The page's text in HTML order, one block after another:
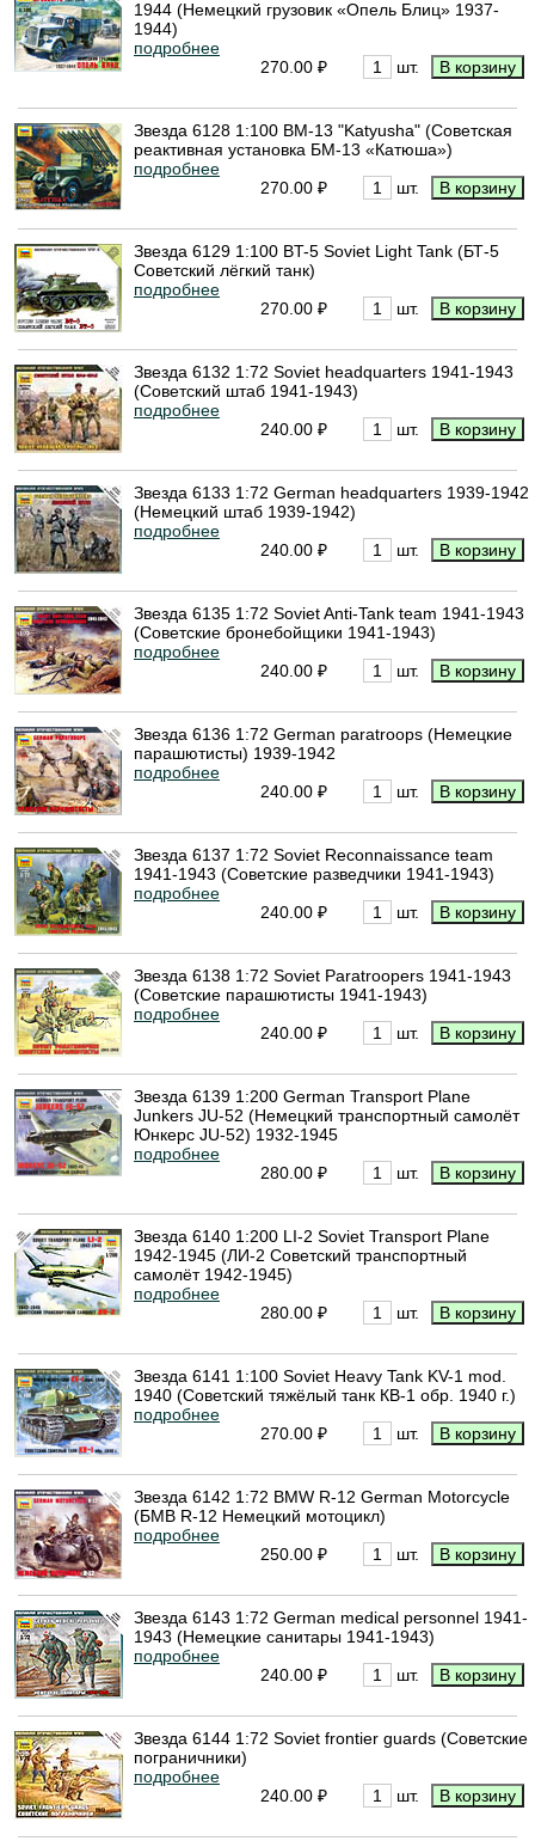
1944 (Немецкий грузовик «Опель Блиц» 1937-
1944)
подробнее
270.00 ₽
шт.
Звезда 6128 1:100 BM-13 "Katyusha" (Советская
реактивная установка БМ-13 «Катюша»)
подробнее
270.00 ₽
шт.
Звезда 6129 1:100 BT-5 Soviet Light Tank (БТ-5
Советский лёгкий танк)
подробнее
270.00 ₽
шт.
Звезда 6132 1:72 Soviet headquarters 1941-1943
(Советский штаб 1941-1943)
подробнее
240.00 ₽
шт.
Звезда 6133 1:72 German headquarters 1939-1942
(Немецкий штаб 1939-1942)
подробнее
240.00 ₽
шт.
Звезда 6135 1:72 Soviet Anti-Tank team 1941-1943
(Советские бронебойщики 1941-1943)
подробнее
240.00 ₽
шт.
Звезда 6136 1:72 German paratroops (Немецкие
парашютисты) 1939-1942
подробнее
240.00 ₽
шт.
Звезда 6137 1:72 Soviet Reconnaissance team
1941-1943 (Советские разведчики 1941-1943)
подробнее
240.00 ₽
шт.
Звезда 6138 1:72 Soviet Paratroopers 1941-1943
(Советские парашютисты 1941-1943)
подробнее
240.00 ₽
шт.
Звезда 6139 1:200 German Transport Plane
Junkers JU-52 (Немецкий транспортный самолёт
Юнкерс JU-52) 1932-1945
подробнее
280.00 ₽
шт.
Звезда 6140 1:200 LI-2 Soviet Transport Plane
1942-1945 (ЛИ-2 Советский транспортный
самолёт 1942-1945)
подробнее
280.00 ₽
шт.
Звезда 6141 1:100 Soviet Heavy Tank KV-1 mod.
1940 (Советский тяжёлый танк КВ-1 обр. 1940 г.)
подробнее
270.00 ₽
шт.
Звезда 6142 1:72 BMW R-12 German Motorcycle
(БМВ R-12 Немецкий мотоцикл)
подробнее
250.00 ₽
шт.
Звезда 6143 1:72 German medical personnel 1941-
1943 (Немецкие санитары 1941-1943)
подробнее
240.00 ₽
шт.
Звезда 6144 1:72 Soviet frontier guards (Советские
пограничники)
подробнее
240.00 ₽
шт.